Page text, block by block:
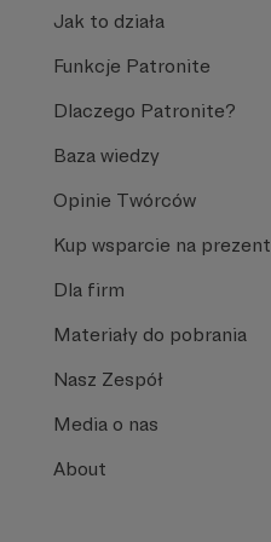
Jak to działa
Funkcje Patronite
Dlaczego Patronite?
Baza wiedzy
Opinie Twórców
Kup wsparcie na prezent
Dla firm
Materiały do pobrania
Nasz Zespół
Media o nas
About